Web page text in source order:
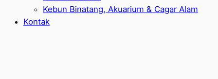
Kebun Binatang, Akuarium & Cagar Alam
Kontak